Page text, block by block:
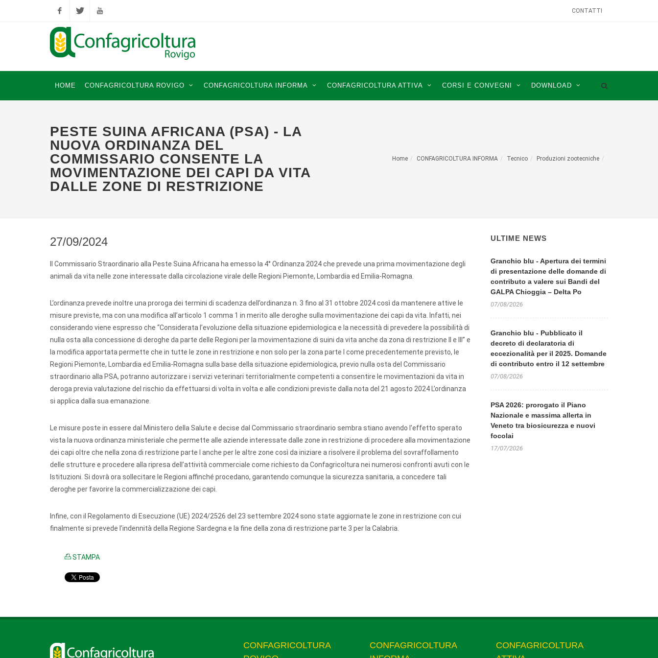
FacebookTwitter YouTube
CONTATTI
HOME CONFAGRICOLTURA ROVIGO CONFAGRICOLTURA INFORMA CONFAGRICOLTURA ATTIVA CORSI E CONVEGNI DOWNLOAD
PESTE SUINA AFRICANA (PSA) - LA
NUOVA ORDINANZA DEL
COMMISSARIO CONSENTE LA
MOVIMENTAZIONE DEI CAPI DA VITA
DALLE ZONE DI RESTRIZIONE
Home CONFAGRICOLTURA INFORMA Tecnico Produzioni zootecniche
27/09/2024
Il Commissario Straordinario alla Peste Suina Africana ha emesso la 4° Ordinanza 2024 che prevede una prima movimentazione degli
animali da vita nelle zone interessate dalla circolazione virale delle Regioni Piemonte, Lombardia ed Emilia-Romagna.
L’ordinanza prevede inoltre una proroga dei termini di scadenza dell’ordinanza n. 3 fino al 31 ottobre 2024 così da mantenere attive le
misure previste, ma con una modifica all’articolo 1 comma 1 in merito alle deroghe sulla movimentazione dei capi da vita. Infatti, nei
considerando viene espresso che “Considerata l’evoluzione della situazione epidemiologica e la necessità di prevedere la possibilità di
nulla osta alla concessione di deroghe da parte delle Regioni per la movimentazione di suini da vita anche da zona di restrizione II e III” e
la modifica apportata permette che in tutte le zone in restrizione e non solo per la zona parte I come precedentemente previsto, le
Regioni Piemonte, Lombardia ed Emilia-Romagna sulla base della situazione epidemiologica, previo nulla osta del Commissario
straordinario alla PSA, potranno autorizzare i servizi veterinari territorialmente competenti a consentire le movimentazioni da vita in
deroga previa valutazione del rischio da effettuarsi di volta in volta e alle condizioni previste dalla nota del 21 agosto 2024 L’ordinanza
si applica dalla sua emanazione.
Le misure poste in essere dal Ministero della Salute e decise dal Commissario straordinario sembra stiano avendo l’effetto sperato
vista la nuova ordinanza ministeriale che permette alle aziende interessate dalle zone in restrizione di procedere alla movimentazione
dei capi oltre che nella zona di restrizione parte I anche per le altre zone così da iniziare a risolvere il problema del sovraffollamento
delle strutture e procedere alla ripresa dell’attività commerciale come richiesto da Confagricoltura nei numerosi confronti avuti con le
Istituzioni. Si dovrà ora sollecitare le Regioni affinché procedano, garantendo comunque la sicurezza sanitaria, a concedere tali
deroghe per favorire la commercializzazione dei capi.
Infine, con il Regolamento di Esecuzione (UE) 2024/2526 del 23 settembre 2024 sono state aggiornate le zone in restrizione con cui
finalmente si prevede l’indennità della Regione Sardegna e la fine della zona di restrizione parte 3 per la Calabria.
STAMPA
ULTIME NEWS
Granchio blu - Apertura dei termini
di presentazione delle domande di
contributo a valere sui Bandi del
GALPA Chioggia – Delta Po
07/08/2026
Granchio blu - Pubblicato il
decreto di declaratoria di
eccezionalità per il 2025. Domande
di contributo entro il 12 settembre
07/08/2026
PSA 2026: prorogato il Piano
Nazionale e massima allerta in
Veneto tra biosicurezza e nuovi
focolai
17/07/2026
CONFAGRICOLTURA
CONFAGRICOLTURA
CONFAGRICOLTURA